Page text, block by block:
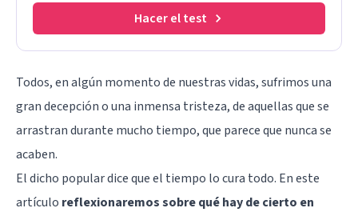
Hacer el test
Todos, en algún momento de nuestras vidas, sufrimos una
gran decepción o una inmensa tristeza, de aquellas que se
arrastran durante mucho tiempo, que parece que nunca se
acaben.
El dicho popular dice que el tiempo lo cura todo. En este
artículo reflexionaremos sobre qué hay de cierto en